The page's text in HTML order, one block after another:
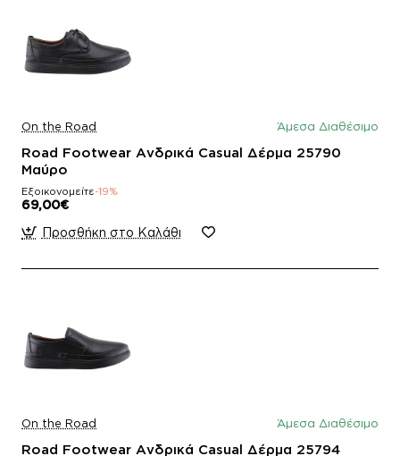
On the Road Άμεσα Διαθέσιμο
Road Footwear Ανδρικά Casual Δέρμα 25790
Μαύρο
Εξοικονομείτε-19%
69,00€
Προσθήκη στο Καλάθι
On the Road Άμεσα Διαθέσιμο
Road Footwear Ανδρικά Casual Δέρμα 25794